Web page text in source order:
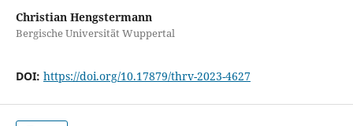
Christian Hengstermann
Bergische Universität Wuppertal
DOI: https://doi.org/10.17879/thrv-2023-4627